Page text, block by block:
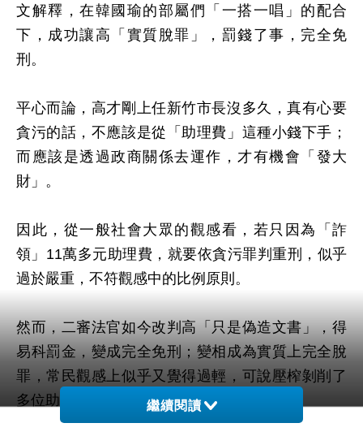
文解釋，在韓國瑜的部屬們「一搭一唱」的配合
下，成功讓高「實質脫罪」，罰錢了事，完全免
刑。
平心而論，高才剛上任新竹市長沒多久，真有心要
貪污的話，不應該是從「助理費」這種小錢下手；
而應該是透過政商關係去運作，才有機會「發大
財」。
因此，從一般社會大眾的觀感看，若只因為「詐
領」11萬多元助理費，就要依貪污罪判重刑，似乎
過於嚴重，不符觀感中的比例原則。
然而，二審法官如今改判高「只是偽造文書」，得
易科罰金，變成完全免刑；變相成為實質上完全脫
罪，常民觀感上似乎又覺得過輕，可說壓榨剝削了
多位助理的工資，卻不用付出代價。
繼續閱讀